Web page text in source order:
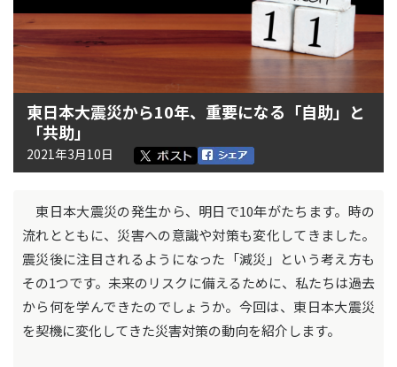
東日本大震災から10年、重要になる「自助」と
「共助」
2021年3月10日
東日本大震災の発生から、明日で10年がたちます。時の
流れとともに、災害への意識や対策も変化してきました。
震災後に注目されるようになった「減災」という考え方も
その1つです。未来のリスクに備えるために、私たちは過去
から何を学んできたのでしょうか。今回は、東日本大震災
を契機に変化してきた災害対策の動向を紹介します。